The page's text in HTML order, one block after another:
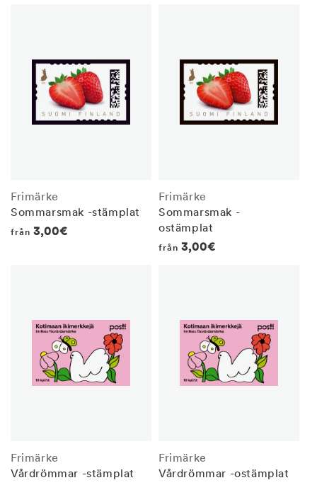
Frimärke
Sommarsmak -stämplat
Regular
från 3,00€
Frimärke
Sommarsmak -
ostämplat
Regular
från 3,00€
Frimärke
Vårdrömmar -stämplat
Frimärke
Vårdrömmar -ostämplat